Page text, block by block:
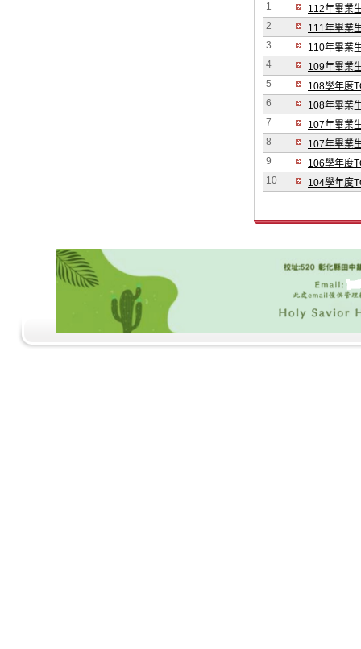
1
112年畢業
2
111年畢業
3
110年畢業
4
109年畢業
5
108學年度
6
108年畢業
7
107年畢業
8
107年畢業
9
106學年度
10
104學年度